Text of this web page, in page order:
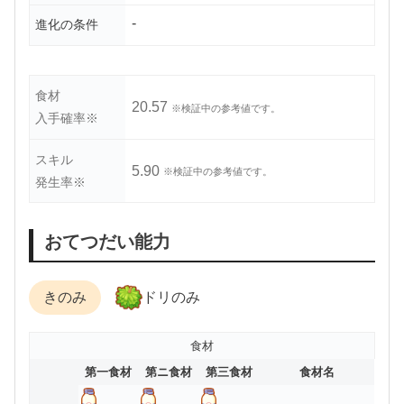
進化の条件 -
食材
入手確率※
20.57 ※検証中の参考値です。
スキル
発生率※
5.90 ※検証中の参考値です。
おてつだい能力
きのみ ドリのみ
食材
第一食材
第ニ食材 第三食材 食材名